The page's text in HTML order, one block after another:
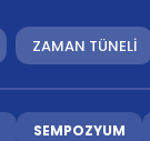
ZAMAN TÜNELİ
SEMPOZYUM